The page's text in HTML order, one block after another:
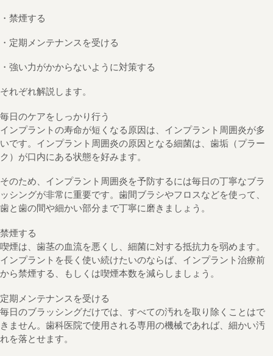
・禁煙する
・定期メンテナンスを受ける
・強い力がかからないように対策する
それぞれ解説します。
毎日のケアをしっかり行う
インプラントの寿命が短くなる原因は、インプラント周囲炎が多
いです。インプラント周囲炎の原因となる細菌は、歯垢（プラー
ク）が口内にある状態を好みます。
そのため、インプラント周囲炎を予防するには毎日の丁寧なブラ
ッシングが非常に重要です。歯間ブラシやフロスなどを使って、
歯と歯の間や細かい部分まで丁寧に磨きましょう。
禁煙する
喫煙は、歯茎の血流を悪くし、細菌に対する抵抗力を弱めます。
インプラントを長く使い続けたいのならば、インプラント治療前
から禁煙する、もしくは喫煙本数を減らしましょう。
定期メンテナンスを受ける
毎日のブラッシングだけでは、すべての汚れを取り除くことはで
きません。歯科医院で使用される専用の機械であれば、細かい汚
れを落とせます。